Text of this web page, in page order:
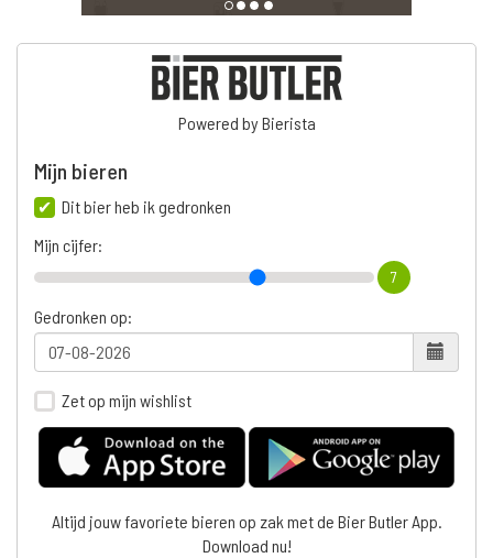
Powered by Bierista
Mijn bieren
Dit bier heb ik gedronken
Mijn cijfer:
7
Gedronken op:
Zet op mijn wishlist
Altijd jouw favoriete bieren op zak met de Bier Butler App.
Download nu!